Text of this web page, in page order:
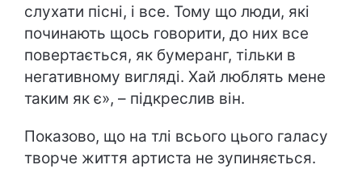
слухати пісні, і все. Тому що люди, які
починають щось говорити, до них все
повертається, як бумеранг, тільки в
негативному вигляді. Хай люблять мене
таким як є», – підкреслив він.
Показово, що на тлі всього цього галасу
творче життя артиста не зупиняється.